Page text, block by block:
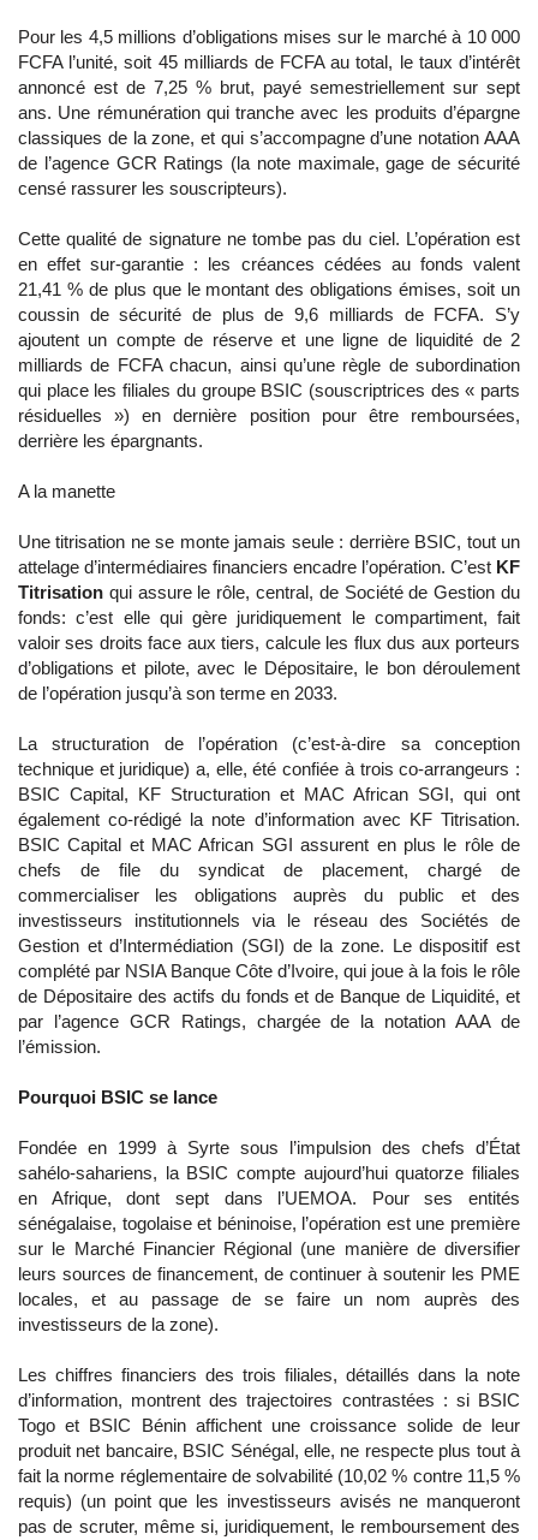
Pour les 4,5 millions d’obligations mises sur le marché à 10 000
FCFA l’unité, soit 45 milliards de FCFA au total, le taux d’intérêt
annoncé est de 7,25 % brut, payé semestriellement sur sept
ans. Une rémunération qui tranche avec les produits d’épargne
classiques de la zone, et qui s’accompagne d’une notation AAA
de l’agence GCR Ratings (la note maximale, gage de sécurité
censé rassurer les souscripteurs).
Cette qualité de signature ne tombe pas du ciel. L’opération est
en effet sur-garantie : les créances cédées au fonds valent
21,41 % de plus que le montant des obligations émises, soit un
coussin de sécurité de plus de 9,6 milliards de FCFA. S’y
ajoutent un compte de réserve et une ligne de liquidité de 2
milliards de FCFA chacun, ainsi qu’une règle de subordination
qui place les filiales du groupe BSIC (souscriptrices des « parts
résiduelles ») en dernière position pour être remboursées,
derrière les épargnants.
A la manette
Une titrisation ne se monte jamais seule : derrière BSIC, tout un
attelage d’intermédiaires financiers encadre l’opération. C’est KF
Titrisation qui assure le rôle, central, de Société de Gestion du
fonds: c’est elle qui gère juridiquement le compartiment, fait
valoir ses droits face aux tiers, calcule les flux dus aux porteurs
d’obligations et pilote, avec le Dépositaire, le bon déroulement
de l’opération jusqu’à son terme en 2033.
La structuration de l’opération (c’est-à-dire sa conception
technique et juridique) a, elle, été confiée à trois co-arrangeurs :
BSIC Capital, KF Structuration et MAC African SGI, qui ont
également co-rédigé la note d’information avec KF Titrisation.
BSIC Capital et MAC African SGI assurent en plus le rôle de
chefs de file du syndicat de placement, chargé de
commercialiser les obligations auprès du public et des
investisseurs institutionnels via le réseau des Sociétés de
Gestion et d’Intermédiation (SGI) de la zone. Le dispositif est
complété par NSIA Banque Côte d’Ivoire, qui joue à la fois le rôle
de Dépositaire des actifs du fonds et de Banque de Liquidité, et
par l’agence GCR Ratings, chargée de la notation AAA de
l’émission.
Pourquoi BSIC se lance
Fondée en 1999 à Syrte sous l’impulsion des chefs d’État
sahélo-sahariens, la BSIC compte aujourd’hui quatorze filiales
en Afrique, dont sept dans l’UEMOA. Pour ses entités
sénégalaise, togolaise et béninoise, l’opération est une première
sur le Marché Financier Régional (une manière de diversifier
leurs sources de financement, de continuer à soutenir les PME
locales, et au passage de se faire un nom auprès des
investisseurs de la zone).
Les chiffres financiers des trois filiales, détaillés dans la note
d’information, montrent des trajectoires contrastées : si BSIC
Togo et BSIC Bénin affichent une croissance solide de leur
produit net bancaire, BSIC Sénégal, elle, ne respecte plus tout à
fait la norme réglementaire de solvabilité (10,02 % contre 11,5 %
requis) (un point que les investisseurs avisés ne manqueront
pas de scruter, même si, juridiquement, le remboursement des